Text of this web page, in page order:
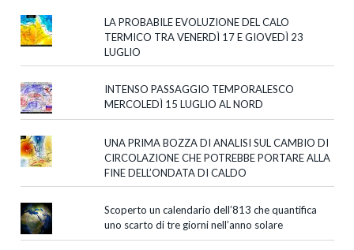
LA PROBABILE EVOLUZIONE DEL CALO
TERMICO TRA VENERDÌ 17 E GIOVEDÌ 23
LUGLIO
INTENSO PASSAGGIO TEMPORALESCO
MERCOLEDÌ 15 LUGLIO AL NORD
UNA PRIMA BOZZA DI ANALISI SUL CAMBIO DI
CIRCOLAZIONE CHE POTREBBE PORTARE ALLA
FINE DELL’ONDATA DI CALDO
Scoperto un calendario dell’813 che quantifica
uno scarto di tre giorni nell’anno solare